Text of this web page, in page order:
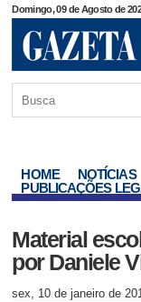
Domingo, 09 de Agosto de
HOME NOTÍCIAS
PUBLICAÇÕES
Material
por Daniele
sex, 10 de janeiro de